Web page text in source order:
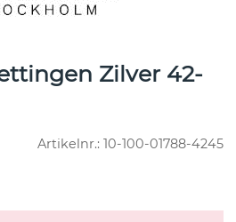
Zilver 42-
Artikelnr.: 10-100-01788-4245